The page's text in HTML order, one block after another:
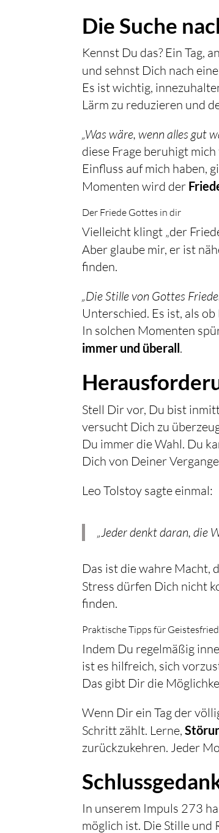
Die Suche
Kennst Du das? Ein Tag,
und sehnst Dich nach
Es ist wichtig,
Lärm zu reduzieren und
„Was wäre, wenn alles gut
diese Frage beruhigt
Einfluss auf mich haben,
Momenten wird der
Der Friede Gottes in dir
Vielleicht klingt „der
Aber glaube mir, er ist
finden.
„Die Stille von Gottes
Unterschied. Es ist, als
In solchen Momenten
immer und überall.
Stell Dir vor, Du bist
versucht Dich zu
Du immer die Wahl. Du
Dich von Deiner
Leo Tolstoy sagte einmal:
„Jeder denkt daran, die
Das ist die wahre Macht,
Stress dürfen Dich nicht
finden.
Praktische Tipps für
Indem Du regelmäßig
ist es hilfreich, sich
Das gibt Dir die
Wenn Dir ein Tag der
Schritt zählt. Lerne,
zurückzukehren. Jeder
In unserem Impuls 273
möglich ist. Die Stille und